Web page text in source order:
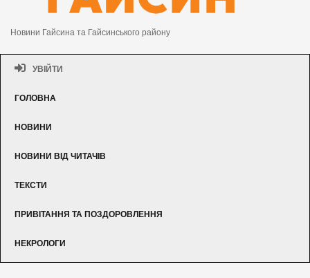
Новини Гайсина та Гайсинського району
УВІЙТИ
ГОЛОВНА
НОВИНИ
НОВИНИ ВІД ЧИТАЧІВ
ТЕКСТИ
ПРИВІТАННЯ ТА ПОЗДОРОВЛЕННЯ
НЕКРОЛОГИ